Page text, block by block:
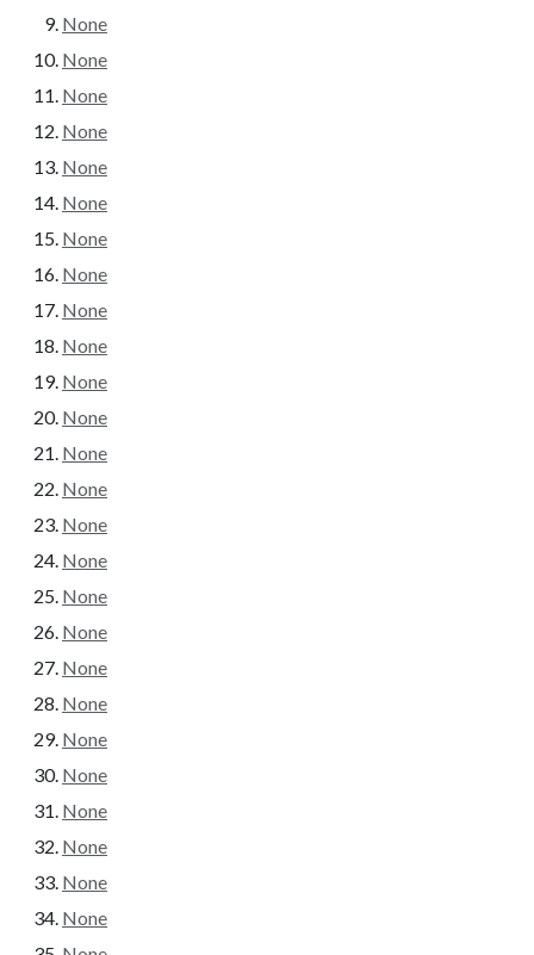
None
None
None
None
None
None
None
None
None
None
None
None
None
None
None
None
None
None
None
None
None
None
None
None
None
None